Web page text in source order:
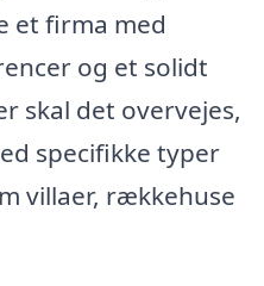
et firma med
og et solidt
skal det overvejes,
specifikke typer
villaer, rækkehuse